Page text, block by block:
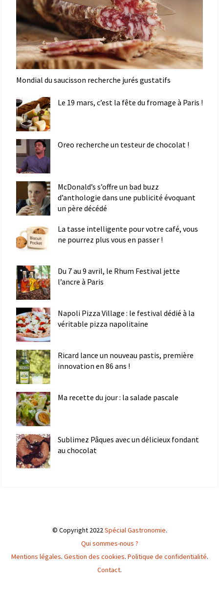
Mondial du saucisson recherche jurés gustatifs
Le 19 mars, c’est la fête du fromage à Paris !
Oreo recherche un testeur de chocolat !
McDonald’s s’offre un bad buzz
d’anthologie dans une publicité évoquant
un père décédé
La tasse intelligente pour votre café, vous
ne pourrez plus vous en passer !
Du 7 au 9 avril, le Rhum Festival jette
l’ancre à Paris
Napoli Pizza Village : le festival dédié à la
véritable pizza napolitaine
Ricard lance un nouveau pastis, première
innovation en 86 ans !
Ma recette du jour : la salade pascale
Sublimez Pâques avec un délicieux fondant
au chocolat
© Copyright 2022Spécial Gastronomie.
Qui sommes-nous ?
Mentions légales. Gestion des cookies. Politique de confidentialité.
Contact.